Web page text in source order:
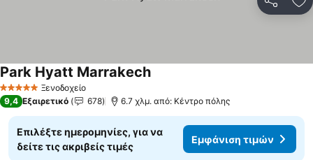
5 Αστέρια Ξενοδοχείο
Park Hyatt Marrakech
9,4 Εξαιρετικό 678 6.7 χλμ. από: Κέντρο πόλης
Επιλέξτε ημερομηνίες, για να
δείτε τις ακριβείς τιμές
Εμφάνιση τιμών